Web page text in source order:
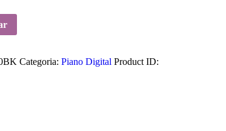
Categoria:Piano Digital Product ID: